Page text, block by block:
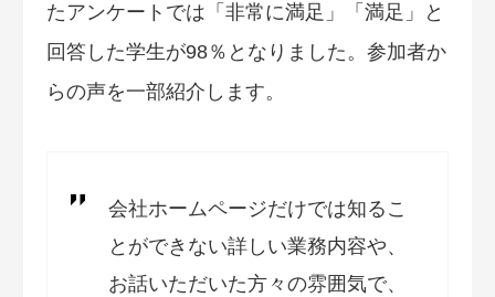
たアンケートでは「非常に満足」「満足」と
回答した学生が98％となりました。参加者か
らの声を一部紹介します。
会社ホームページだけでは知るこ
とができない詳しい業務内容や、
お話いただいた方々の雰囲気で、